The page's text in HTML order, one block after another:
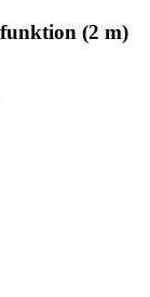
(2 m)